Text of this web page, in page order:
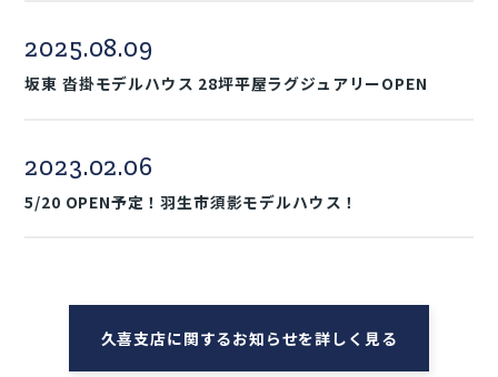
2025.08.09
坂東 沓掛モデルハウス 28坪平屋ラグジュアリーOPEN
2023.02.06
5/20 OPEN予定！羽生市須影モデルハウス！
久喜支店に関するお知らせを詳しく見る